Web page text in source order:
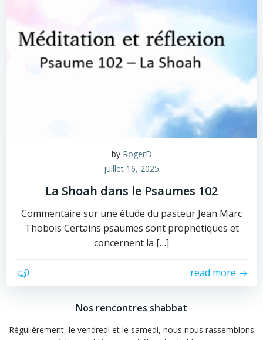
by RogerD
juillet 16, 2025
La Shoah dans le Psaumes 102
Commentaire sur une étude du pasteur Jean Marc
Thobois Certains psaumes sont prophétiques et
concernent la […]
0 read more
Nos rencontres shabbat
Régulièrement, le vendredi et le samedi, nous nous rassemblons